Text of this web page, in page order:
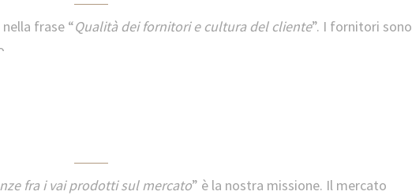
frase “Qualità dei fornitori e cultura del cliente”. I fornitori sono
fra i vai prodotti sul mercato” è la nostra missione. Il mercato